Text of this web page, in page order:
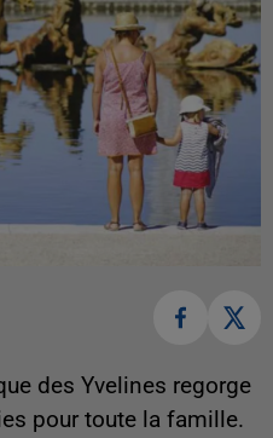
des Yvelines regorge
pour toute la famille.